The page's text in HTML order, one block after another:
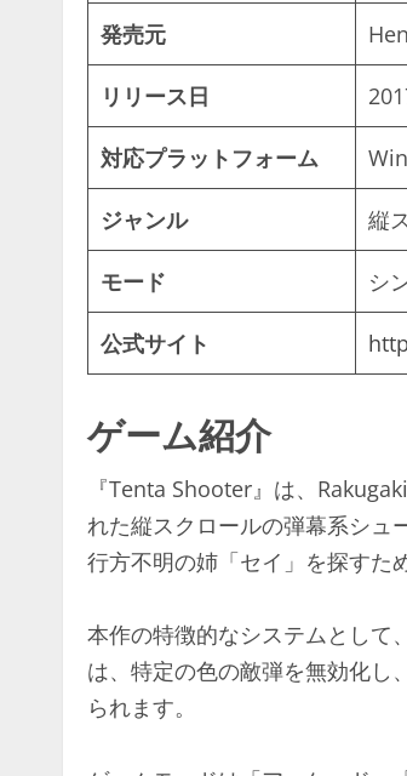
発売元
リリース日
対応プラットフォーム
ジャンル 縦
モード シ
公式サイト
ゲーム紹介
『Tenta Shooter』は、
れた縦スクロールの弾幕系シュ
行方不明の姉「セイ」を探すた
本作の特徴的なシステムとし
は、特定の色の敵弾を無効化し
られます。​